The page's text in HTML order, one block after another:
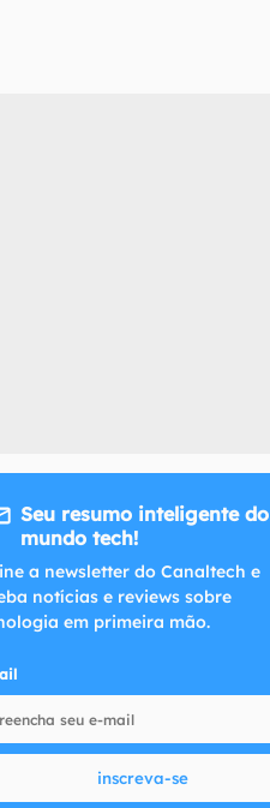
em primeira
do Canaltech.
Seu resumo inteligente do
mundo tech!
a newsletter do Canaltech e
notícias e reviews sobre
em primeira mão.
inscreva-se